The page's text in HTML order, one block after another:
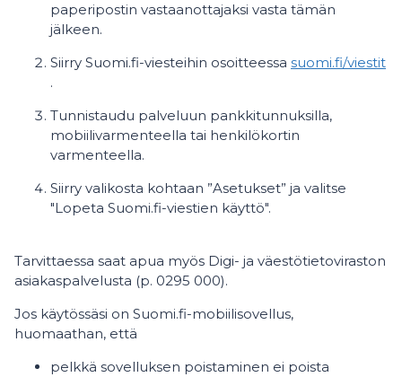
paperipostin vastaanottajaksi vasta tämän
jälkeen.
Siirry Suomi.fi-viesteihin osoitteessa suomi.fi/viestit
.
Tunnistaudu palveluun pankkitunnuksilla,
mobiilivarmenteella tai henkilökortin
varmenteella.
Siirry valikosta kohtaan ”Asetukset” ja valitse
"Lopeta Suomi.fi-viestien käyttö".
Tarvittaessa saat apua myös Digi- ja väestötietoviraston
asiakaspalvelusta (p. 0295 000).
Jos käytössäsi on Suomi.fi-mobiilisovellus,
huomaathan, että
pelkkä sovelluksen poistaminen ei poista